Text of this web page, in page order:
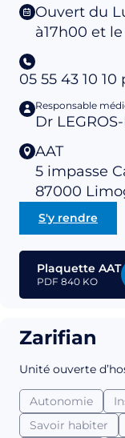
Ouvert du
à17h00 et
05 55 43 10
Responsable
Dr
AAT
5 impasse
87000
S'y rendre
Plaquette AAT
PDF 840 KO
Zarifian
Unité ouverte
Autonomie
Savoir habiter